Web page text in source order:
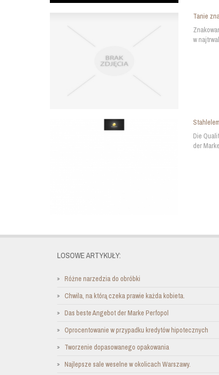
Tanie
w
Die
der
LOSOWE ARTYKUŁY:
Różne narzedzia do obróbki
Chwila, na którą czeka prawie każda kobieta.
Das beste Angebot der Marke Perfopol
Oprocentowanie w przypadku kredytów hipotecznych
Tworzenie dopasowanego opakowania
Najlepsze sale weselne w okolicach Warszawy.